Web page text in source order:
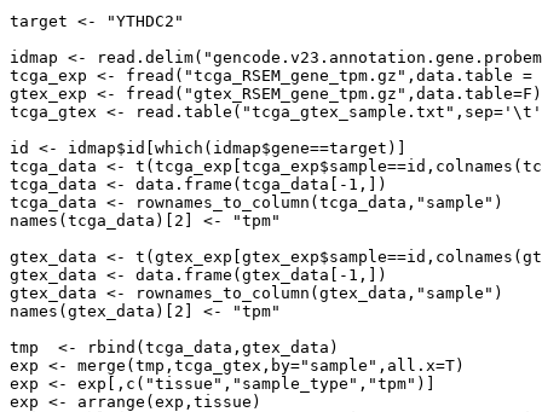
target <- "YTHDC2"
idmap <-
tcga_exp <- fread("tcga_RSEM_gene_tpm.gz",data.table =
gtex_exp <- fread("gtex_RSEM_gene_tpm.gz",data.table=F)
tcga_gtex <-
id <- idmap$id[which(idmap$gene==target)]
tcga_data <-
tcga_data <- data.frame(tcga_data[-1,])
tcga_data <- rownames_to_column(tcga_data,"sample")
names(tcga_data)[2] <- "tpm"
gtex_data <-
gtex_data <- data.frame(gtex_data[-1,])
gtex_data <- rownames_to_column(gtex_data,"sample")
names(gtex_data)[2] <- "tpm"
tmp  <- rbind(tcga_data,gtex_data)
exp <- merge(tmp,tcga_gtex,by="sample",all.x=T)
exp <- exp[,c("tissue","sample_type","tpm")]
exp <- arrange(exp,tissue)